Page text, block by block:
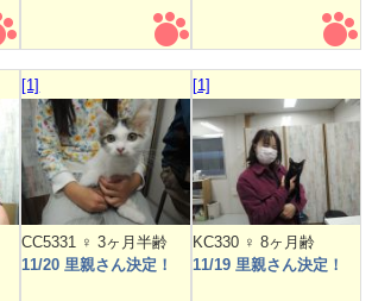
[1]
CC5331 ♀ 3ヶ月半齢
11/20 里親さん決定！
[1]
KC330 ♀ 8ヶ月齢
11/19 里親さん決定！